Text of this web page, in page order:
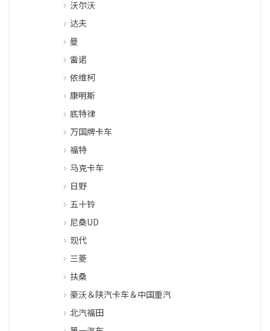
沃尔沃
达夫
曼
雷诺
依维柯
康明斯
底特律
万国牌卡车
福特
马克卡车
日野
五十铃
尼桑UD
现代
三菱
扶桑
豪沃＆陕汽卡车＆中国重汽
北汽福田